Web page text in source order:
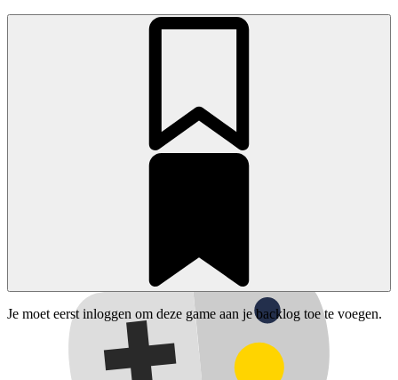
Je moet eerst inloggen om deze game aan je backlog toe te voegen.